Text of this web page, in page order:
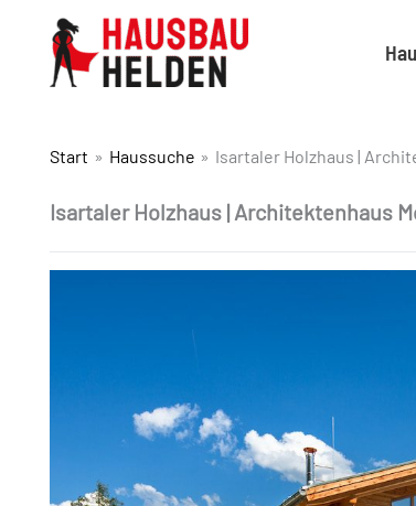
Start Haussuche Isartaler Holzhaus |
Isartaler Holzhaus | Architektenhaus